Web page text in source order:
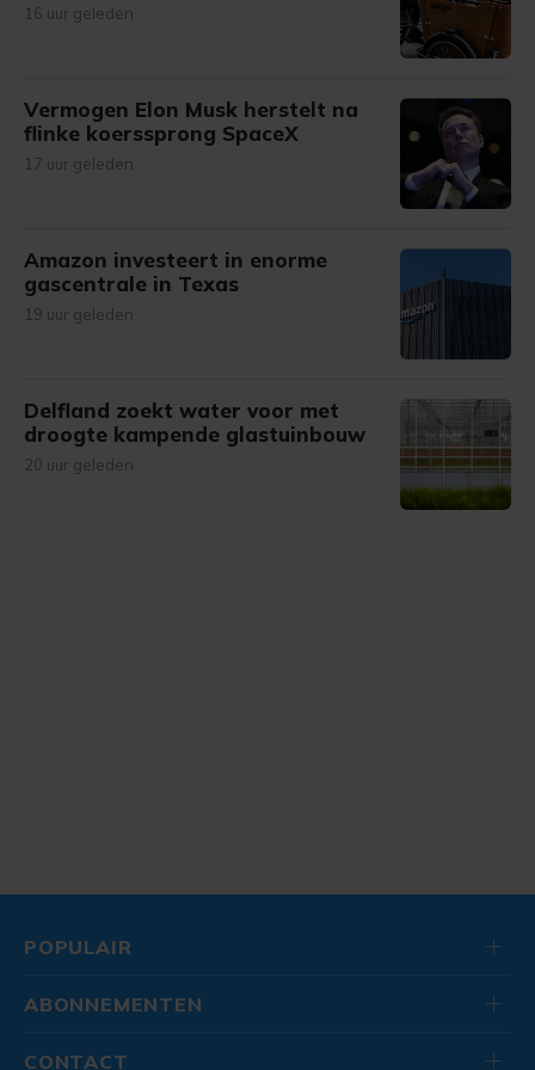
16 uur geleden
Vermogen Elon Musk herstelt na
flinke koerssprong SpaceX
17 uur geleden
Amazon investeert in enorme
gascentrale in Texas
19 uur geleden
Delfland zoekt water voor met
droogte kampende glastuinbouw
20 uur geleden
POPULAIR
ABONNEMENTEN
CONTACT